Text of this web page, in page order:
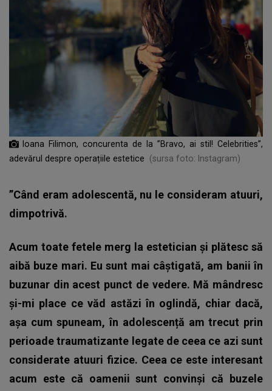
Ioana Filimon, concurenta de la ”Bravo, ai stil! Celebrities”,
adevărul despre operațiile estetice
(sursa foto: Instagram)
”Când eram adolescentă, nu le consideram atuuri,
dimpotrivă.
Acum toate fetele merg la estetician și plătesc să
aibă buze mari. Eu sunt mai câștigată, am banii în
buzunar din acest punct de vedere. Mă mândresc
și-mi place ce văd astăzi în oglindă, chiar dacă,
așa cum spuneam, în adolescență am trecut prin
perioade traumatizante legate de ceea ce azi sunt
considerate atuuri fizice. Ceea ce este interesant
acum este că oamenii sunt convinși că buzele